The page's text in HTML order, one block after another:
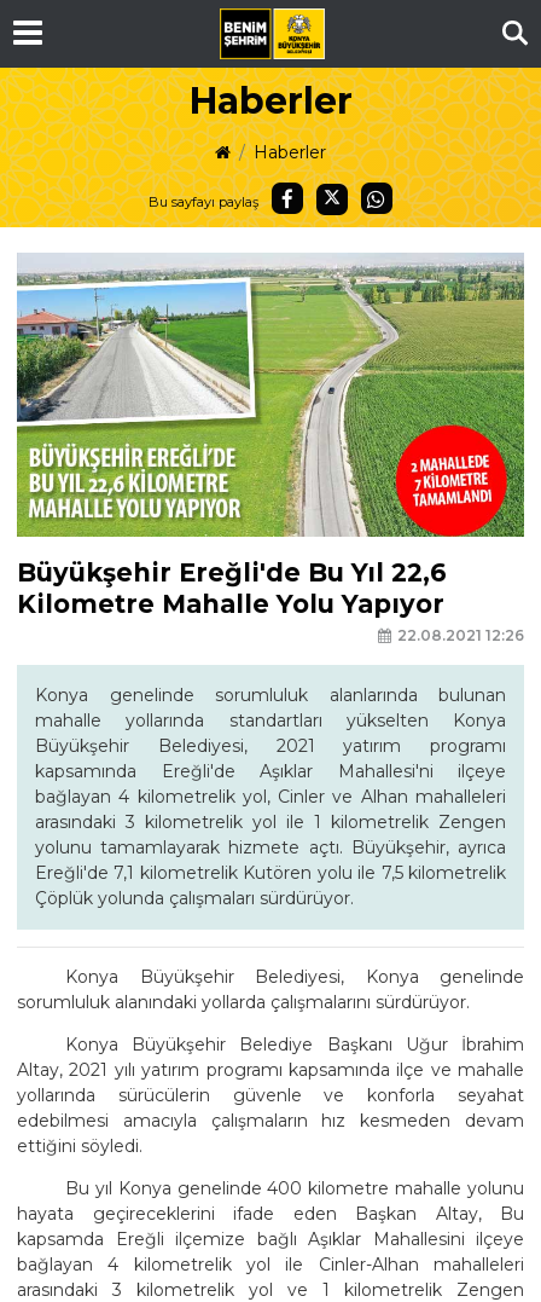
Haberler
Haberler
Bu sayfayı paylaş
Büyükşehir Ereğli'de Bu Yıl 22,6
Kilometre Mahalle Yolu Yapıyor
22.08.2021 12:26
Konya genelinde sorumluluk alanlarında bulunan
mahalle yollarında standartları yükselten Konya
Büyükşehir Belediyesi, 2021 yatırım programı
kapsamında Ereğli'de Aşıklar Mahallesi'ni ilçeye
bağlayan 4 kilometrelik yol, Cinler ve Alhan mahalleleri
arasındaki 3 kilometrelik yol ile 1 kilometrelik Zengen
yolunu tamamlayarak hizmete açtı. Büyükşehir, ayrıca
Ereğli'de 7,1 kilometrelik Kutören yolu ile 7,5 kilometrelik
Çöplük yolunda çalışmaları sürdürüyor.
Konya Büyükşehir Belediyesi, Konya genelinde
sorumluluk alanındaki yollarda çalışmalarını sürdürüyor.
Konya Büyükşehir Belediye Başkanı Uğur İbrahim
Altay, 2021 yılı yatırım programı kapsamında ilçe ve mahalle
yollarında sürücülerin güvenle ve konforla seyahat
edebilmesi amacıyla çalışmaların hız kesmeden devam
ettiğini söyledi.
Bu yıl Konya genelinde 400 kilometre mahalle yolunu
hayata geçireceklerini ifade eden Başkan Altay, Bu
kapsamda Ereğli ilçemize bağlı Aşıklar Mahallesini ilçeye
bağlayan 4 kilometrelik yol ile Cinler-Alhan mahalleleri
arasındaki 3 kilometrelik yol ve 1 kilometrelik Zengen